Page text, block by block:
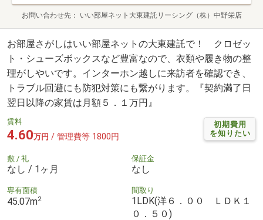
お問い合わせ先 いい部屋ネット大東建託リーシング（株）中野栄店
お部屋さがしはいい部屋ネットの大東建託で！ クロゼッ
ト・シューズボックスなど豊富なので、衣類や履き物の整
理がしやいです。インターホン越しに来訪者を確認でき、
トラブル回避にも防犯対策にも繋がります。『契約満了日
翌日以降の家賃は月額５．１万円』
初期費用
を知りたい
賃料
4.60万円 / 管理費等 1800円
敷 / 礼
なし / 1ヶ月
保証金
なし
専有面積
45.07m2
間取り
1LDK(洋６．００ ＬＤＫ１
０．５０)